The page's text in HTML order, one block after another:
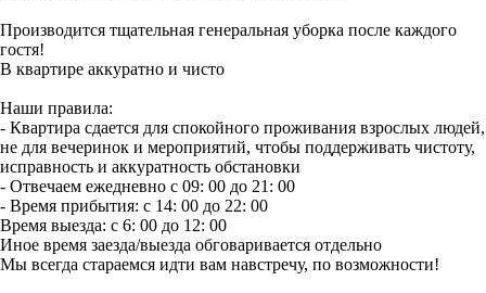
Производится тщательная генеральная уборка после каждого
гостя!
В квартире аккуратно и чисто
Наши правила:
- Квартира сдается для спокойного проживания взрослых людей,
не для вечеринок и мероприятий, чтобы поддерживать чистоту,
исправность и аккуратность обстановки
- Отвечаем ежедневно с 09: 00 до 21: 00
- Время прибытия: с 14: 00 до 22: 00
Время выезда: с 6: 00 до 12: 00
Иное время заезда/выезда обговаривается отдельно
Мы всегда стараемся идти вам навстречу, по возможности!